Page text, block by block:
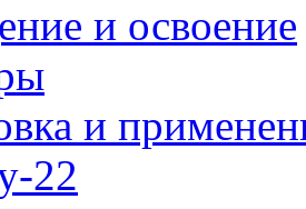
и освоение
и
22